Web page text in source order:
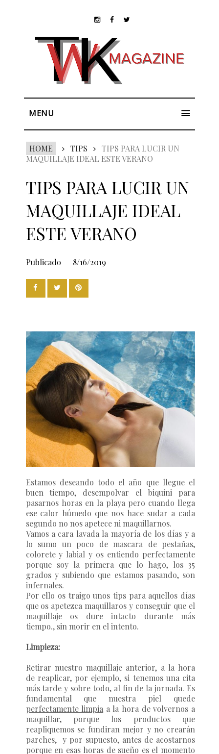
MENU
HOME TIPS
TIPS PARA LUCIR UN
MAQUILLAJE IDEAL ESTE VERANO
TIPS PARA LUCIR UN
MAQUILLAJE IDEAL
ESTE VERANO
Publicado 8/16/2019
Estamos deseando todo el año que llegue el
buen tiempo, desempolvar el biquini para
pasarnos horas en la playa pero cuando llega
ese calor húmedo que nos hace sudar a cada
segundo no nos apetece ni maquillarnos.
Vamos a cara lavada la mayoría de los días y a
lo sumo un poco de mascara de pestañas,
colorete y labial y os entiendo perfectamente
porque soy la primera que lo hago, los 35
grados y subiendo que estamos pasando, son
infernales.
Por ello os traigo unos tips para aquellos días
que os apetezca maquillaros y conseguir que el
maquillaje os dure intacto durante más
tiempo., sin morir en el intento.
Limpieza:
Retirar nuestro maquillaje anterior, a la hora
de reaplicar, por ejemplo, si tenemos una cita
más tarde y sobre todo, al fin de la jornada. Es
fundamental que nuestra piel quede
perfectamente limpia a la hora de volvernos a
maquillar, porque los productos que
reapliquemos se fundiran mejor y no crearán
parches, y por supuesto, antes de acostarnos
porque en esas horas de sueño es el momento